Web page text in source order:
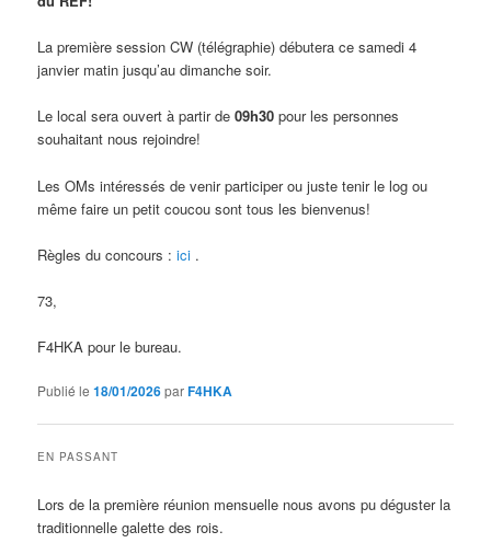
La première session CW (télégraphie) débutera ce samedi 4
janvier matin jusqu’au dimanche soir.
Le local sera ouvert à partir de09h30 pour les personnes
souhaitant nous rejoindre!
Les OMs intéressés de venir participer ou juste tenir le log ou
même faire un petit coucou sont tous les bienvenus!
Règles du concours :ici .
73,
F4HKA pour le bureau.
Publié le18/01/2026parF4HKA
EN PASSANT
Lors de la première réunion mensuelle nous avons pu déguster la
traditionnelle galette des rois.